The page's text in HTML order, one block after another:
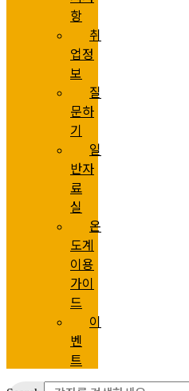
항
취
업정
보
질
문하
기
일
반자
료
실
온
도계
이용
가이
드
이
벤
트